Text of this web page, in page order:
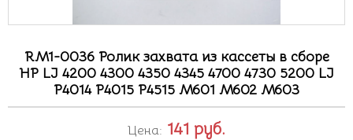
RM1-0036 Ролик захвата из кассеты в сборе
HP LJ 4200 4300 4350 4345 4700 4730 5200 LJ
P4014 P4015 P4515 M601 M602 M603
Цена: 141 руб.